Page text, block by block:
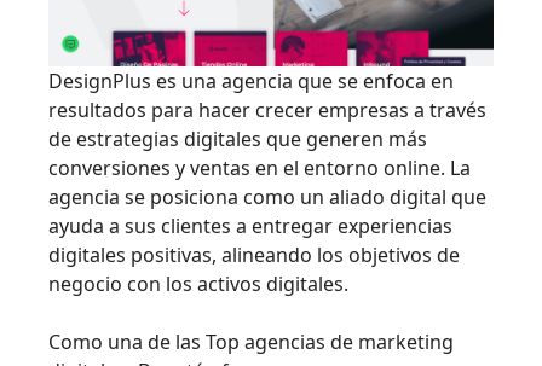
DesignPlus es una agencia que se enfoca en
resultados para hacer crecer empresas a través
de estrategias digitales que generen más
conversiones y ventas en el entorno online. La
agencia se posiciona como un aliado digital que
ayuda a sus clientes a entregar experiencias
digitales positivas, alineando los objetivos de
negocio con los activos digitales.
Como una de las Top agencias de marketing